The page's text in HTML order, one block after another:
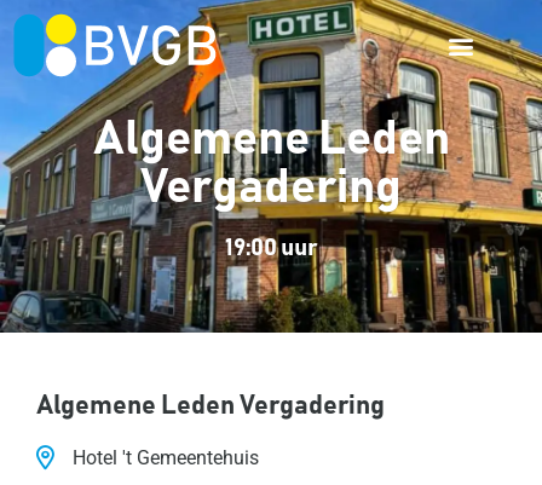
Algemene Leden
Vergadering
19:00 uur
Algemene Leden Vergadering
Hotel 't Gemeentehuis